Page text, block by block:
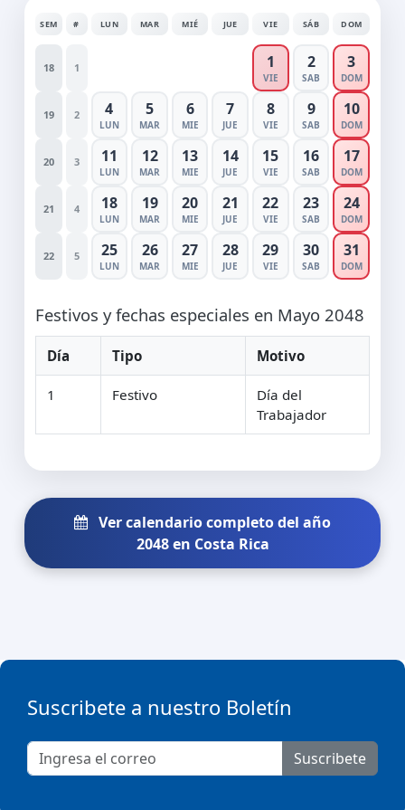
SEM # LUN MAR MIÉ JUE VIE SÁB DOM
18 1 1
VIE
2
SAB
3
DOM
19 2 4
LUN
5
MAR
6
MIE
7
JUE
8
VIE
9
SAB
10
DOM
20 3 11
LUN
12
MAR
13
MIE
14
JUE
15
VIE
16
SAB
17
DOM
21 4 18
LUN
19
MAR
20
MIE
21
JUE
22
VIE
23
SAB
24
DOM
22 5 25
LUN
26
MAR
27
MIE
28
JUE
29
VIE
30
SAB
31
DOM
Festivos y fechas especiales en Mayo 2048
Día Tipo Motivo
1 Festivo
Día del
Trabajador
Ver calendario completo del año
2048 en Costa Rica
Suscribete a nuestro Boletín
Suscribete